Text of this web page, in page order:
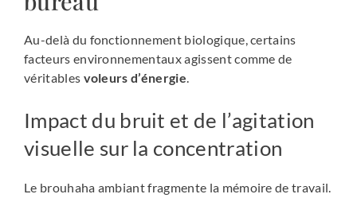
Au-delà du fonctionnement biologique, certains
facteurs environnementaux agissent comme de
véritables voleurs d’énergie.
Impact du bruit et de l’agitation
visuelle sur la concentration
Le brouhaha ambiant fragmente la mémoire de travail.